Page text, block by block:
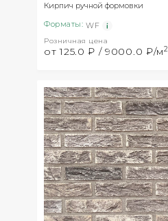
Кирпич ручной формовки
Форматы: WF
Розничная цена
от 125.0 ₽ / 9000.0 ₽/м2